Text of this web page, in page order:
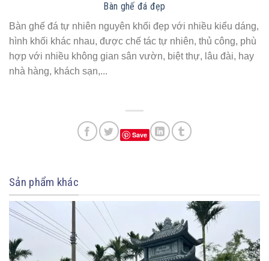
Bàn ghế đá đẹp
Bàn ghế đá tự nhiên nguyên khối đẹp với nhiều kiểu dáng,
hình khối khác nhau, được chế tác tự nhiên, thủ công, phù
hợp với nhiều không gian sân vườn, biệt thự, lâu đài, hay
nhà hàng, khách sạn,...
Save
Sản phẩm khác